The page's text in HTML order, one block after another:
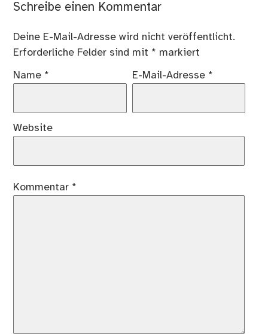
Schreibe einen Kommentar
Deine E-Mail-Adresse wird nicht veröffentlicht.
Erforderliche Felder sind mit * markiert
Name * E-Mail-Adresse *
Website
Kommentar *